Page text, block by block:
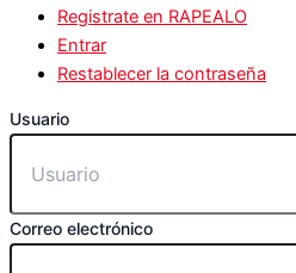
Registrate en RAPEALO
Entrar
Restablecer la contraseña
Usuario
Correo electrónico